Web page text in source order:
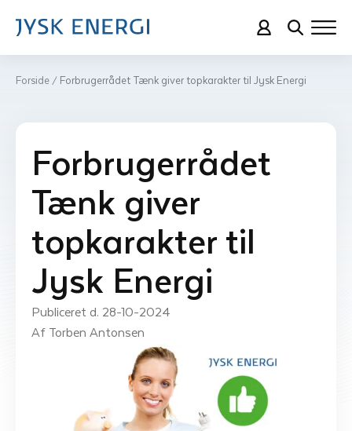
Forside / Forbrugerrådet Tænk giver topkarakter til Jysk Energi
Forbrugerrådet
Tænk giver
topkarakter til
Jysk Energi
Publiceret d. 28-10-2024
Af Torben Antonsen